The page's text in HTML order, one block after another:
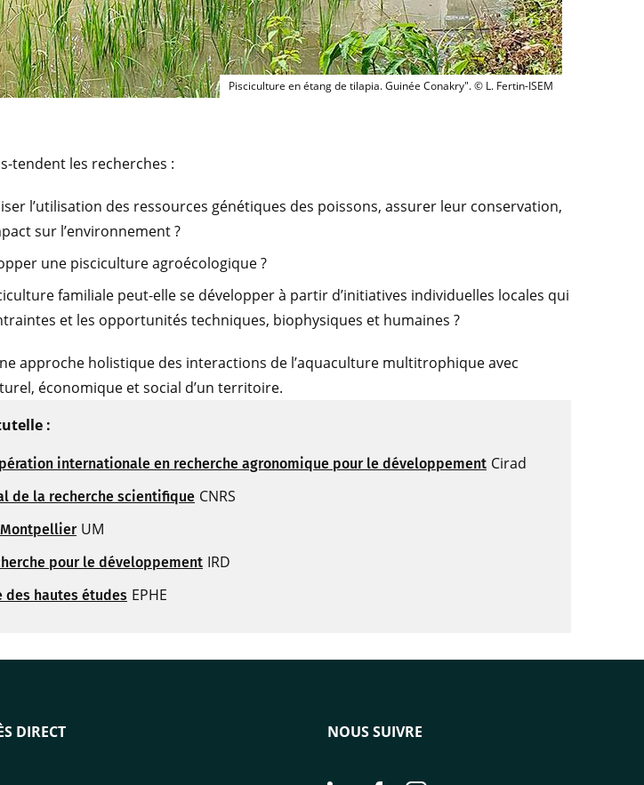
Pisciculture en étang de tilapia. Guinée Conakry".
Pisciculture en étang de tilapia. Guinée Conakry". © L. Fertin-ISEM
tendent les recherches :
l’utilisation des ressources génétiques des poissons, assurer leur conservation,
sur l’environnement ?
une pisciculture agroécologique ?
familiale peut-elle se développer à partir d’initiatives individuelles locales qui
et les opportunités techniques, biophysiques et humaines ?
approche holistique des interactions de l’aquaculture multitrophique avec
économique et social d’un territoire.
:
internationale en recherche agronomique pour le développement Cirad
de la recherche scientifique CNRS
UM
pour le développement IRD
des hautes études EPHE
DIRECT NOUS SUIVRE